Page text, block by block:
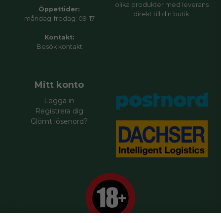
Öppettider:
måndag-fredag: 09-17
Kontakt:
Besök kontakt
olika produkter med leverans
direkt till din butik.
Mitt konto
Logga in
Registrera dig
Glömt lösenord?